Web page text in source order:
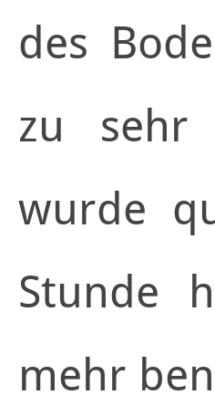
des
zu sehr
wurde
Stunde
mehr